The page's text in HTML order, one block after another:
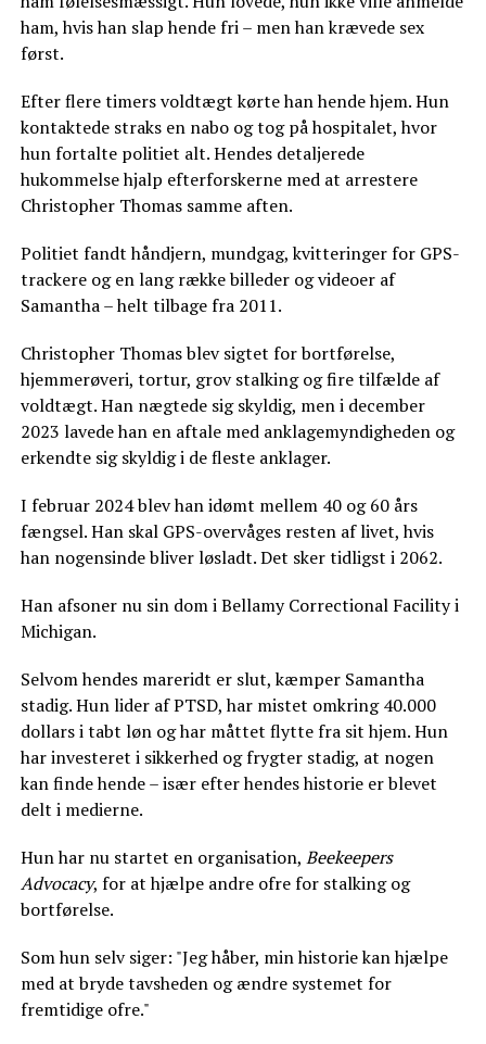
ham, hvis han slap hende fri – men han krævede sex
først.
Efter flere timers voldtægt kørte han hende hjem. Hun
kontaktede straks en nabo og tog på hospitalet, hvor
hun fortalte politiet alt. Hendes detaljerede
hukommelse hjalp efterforskerne med at arrestere
Christopher Thomas samme aften.
Politiet fandt håndjern, mundgag, kvitteringer for GPS-
trackere og en lang række billeder og videoer af
Samantha – helt tilbage fra 2011.
Christopher Thomas blev sigtet for bortførelse,
hjemmerøveri, tortur, grov stalking og fire tilfælde af
voldtægt. Han nægtede sig skyldig, men i december
2023 lavede han en aftale med anklagemyndigheden og
erkendte sig skyldig i de fleste anklager.
I februar 2024 blev han idømt mellem 40 og 60 års
fængsel. Han skal GPS-overvåges resten af livet, hvis
han nogensinde bliver løsladt. Det sker tidligst i 2062.
Han afsoner nu sin dom i Bellamy Correctional Facility i
Michigan.
Selvom hendes mareridt er slut, kæmper Samantha
stadig. Hun lider af PTSD, har mistet omkring 40.000
dollars i tabt løn og har måttet flytte fra sit hjem. Hun
har investeret i sikkerhed og frygter stadig, at nogen
kan finde hende – især efter hendes historie er blevet
delt i medierne.
Hun har nu startet en organisation, Beekeepers
Advocacy, for at hjælpe andre ofre for stalking og
bortførelse.
Som hun selv siger: "Jeg håber, min historie kan hjælpe
med at bryde tavsheden og ændre systemet for
fremtidige ofre."